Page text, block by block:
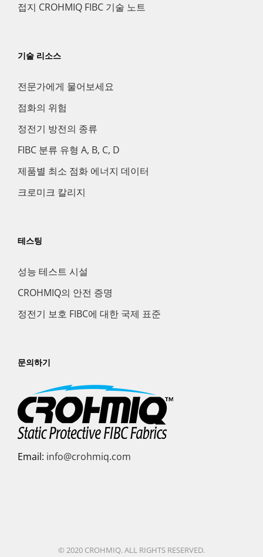
접지 CROHMIQ FIBC 기술 노트
기술 리소스
전문가에게 물어보세요
점화의 위험
정전기 방전의 종류
FIBC 분류 유형 A, B, C, D
제품별 최소 점화 에너지 데이터
크로미크 칼리지
테스팅
성능 테스트 시설
CROHMIQ의 안전 증명
정전기 보호 FIBC에 대한 국제 표준
문의하기
Email: info@crohmiq.com
© 2020 CROHMIQ. ALL RIGHTS RESERVED.